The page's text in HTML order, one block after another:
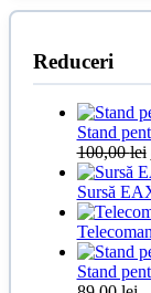
Reduceri
Stand
100,00lei
Sursă
Stand